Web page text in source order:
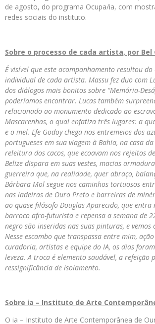
de agosto, do programa Ocupa/ia, com
redes sociais do instituto.
Sobre o processo de cada artista, por Bel
É visível que este acompanhamento resultou do
individual de cada artista. Massu fez duo com
dos diálogos mais bonitos sobre “Memória-
poderíamos encontrar. Lucas também
relacionado ao monumento dedicado ao
Mascarenhas, o qual enfatiza três lugares: a
e o mel. Efe Godoy chega nos entremeios dos
portugueses em sua viagem à Bahia, na casa
releitura dos cacos, que ecoavam nos rejeitos
Belize dispara em suas vestes, macias
guerreira que, na realidade, quer abraço,
Bárbara Mol segue nos caminhos tortuosos
nas ladeiras de Ouro Preto e barreiras de
ao quase filósofo Douglas Aparecido, que entra
barroco afro-futurista e repensa a semana de
negro são inseridas nas suas pinturas, e
Nesse escambo que transpassa entre mim,
curadoria, artistas e equipe do IA, os dias
leveza. A troca é elemento saudável, a refeição
ressignificância de isolamento.
Sobre ia – Instituto de Arte
O ia – Instituto de Arte Contemporânea de